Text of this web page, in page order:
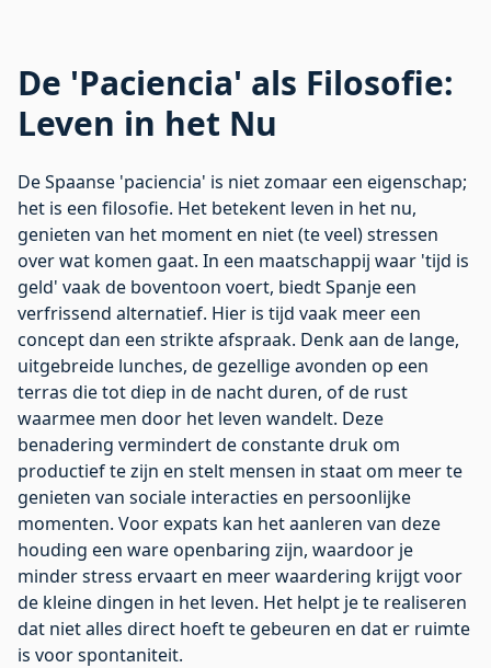
De 'Paciencia' als Filosofie:
Leven in het Nu
De Spaanse 'paciencia' is niet zomaar een eigenschap;
het is een filosofie. Het betekent leven in het nu,
genieten van het moment en niet (te veel) stressen
over wat komen gaat. In een maatschappij waar 'tijd is
geld' vaak de boventoon voert, biedt Spanje een
verfrissend alternatief. Hier is tijd vaak meer een
concept dan een strikte afspraak. Denk aan de lange,
uitgebreide lunches, de gezellige avonden op een
terras die tot diep in de nacht duren, of de rust
waarmee men door het leven wandelt. Deze
benadering vermindert de constante druk om
productief te zijn en stelt mensen in staat om meer te
genieten van sociale interacties en persoonlijke
momenten. Voor expats kan het aanleren van deze
houding een ware openbaring zijn, waardoor je
minder stress ervaart en meer waardering krijgt voor
de kleine dingen in het leven. Het helpt je te realiseren
dat niet alles direct hoeft te gebeuren en dat er ruimte
is voor spontaniteit.